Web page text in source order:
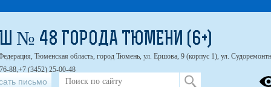
№ 48 ГОРОДА ТЮМЕНИ (6+)
Тюменская область, город Тюмень, ул. Ершова, 9 (корпус 1), ул.
88,+7 (3452) 25-00-48
письмо